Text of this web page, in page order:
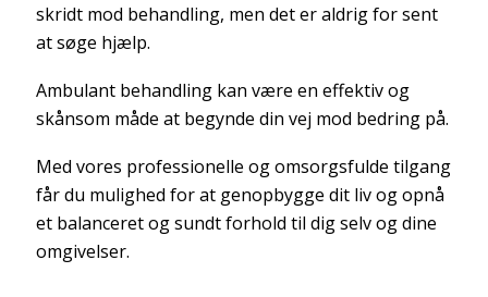
skridt mod behandling, men det er aldrig for sent
at søge hjælp.
Ambulant behandling kan være en effektiv og
skånsom måde at begynde din vej mod bedring på.
Med vores professionelle og omsorgsfulde tilgang
får du mulighed for at genopbygge dit liv og opnå
et balanceret og sundt forhold til dig selv og dine
omgivelser.